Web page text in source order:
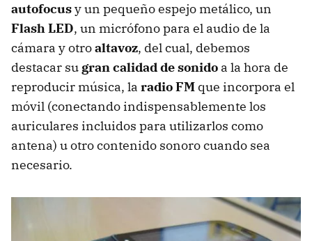
autofocusy un pequeño espejo metálico, un
Flash LED, un micrófono para el audio de la
cámara y otroaltavoz, del cual, debemos
destacar su gran calidad de sonido a la hora de
reproducir música, la radio FM que incorpora el
móvil (conectando indispensablemente los
auriculares incluidos para utilizarlos como
antena) u otro contenido sonoro cuando sea
necesario.